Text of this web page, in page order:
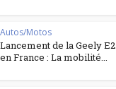
Autos/Motos
Lancement de la Geely E2
en France : La mobilité...